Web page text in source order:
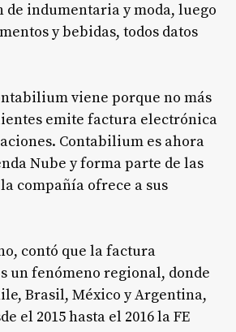
de indumentaria y moda, luego
y bebidas, todos datos
viene porque no más
emite factura electrónica
Contabilium es ahora
Nube y forma parte de las
compañía ofrece a sus
contó que la factura
un fenómeno regional, donde
Brasil, México y Argentina,
el 2015 hasta el 2016 la FE